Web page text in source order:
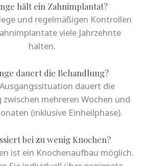
hält ein Zahnimplantat?
und regelmäßigen Kontrollen
viele Jahrzehnte
halten.
dauert die Behandlung?
Ausgangssituation dauert die
zwischen mehreren Wochen und
(inklusive Einheilphase).
bei zu wenig Knochen?
ist ein Knochenaufbau möglich.